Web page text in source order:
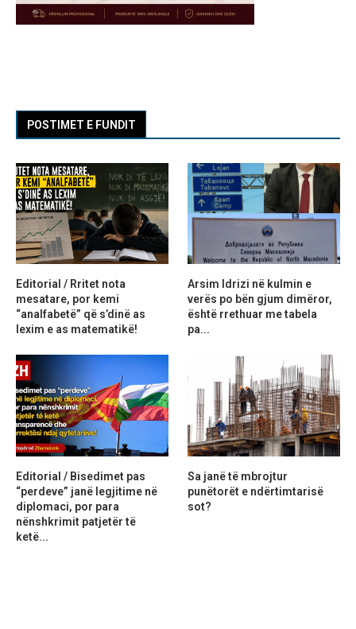
POSTIMET E FUNDIT
Editorial / Rritet nota
mesatare, por kemi
“analfabetë” që s’dinë as
lexim e as matematikë!
Arsim Idrizi në kulmin e
verës po bën gjum dimëror,
është rrethuar me tabela
pa...
Editorial / Bisedimet pas
“perdeve” janë legjitime në
diplomaci, por para
nënshkrimit patjetër të
ketë...
Sa janë të mbrojtur
punëtorët e ndërtimtarisë
sot?